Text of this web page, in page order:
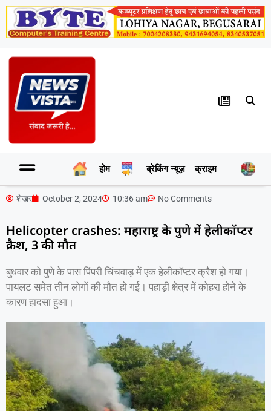
होम ब्रेकिंग न्यूज़ क्राइम
शेखर October 2, 2024 10:36 am No Comments
Helicopter crashes: महाराष्ट्र के पुणे में हेलीकॉप्टर
क्रैश, 3 की मौत
बुधवार को पुणे के पास पिंपरी चिंचवाड़ में एक हेलीकॉप्टर क्रैश हो गया।
पायलट समेत तीन लोगों की मौत हो गई। पहाड़ी क्षेत्र में कोहरा होने के
कारण हादसा हुआ।